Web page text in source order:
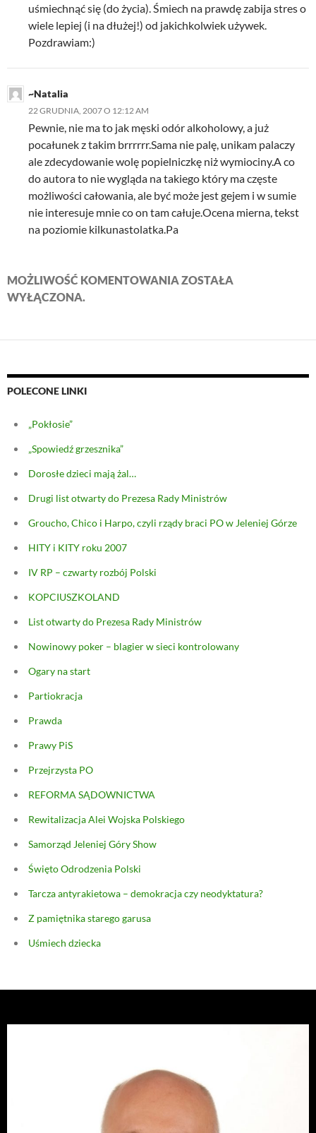
uśmiechnąć się (do życia). Śmiech na prawdę zabija stres o
wiele lepiej (i na dłużej!) od jakichkolwiek używek.
Pozdrawiam:)
~Natalia
22 GRUDNIA, 2007 O 12:12 AM
Pewnie, nie ma to jak męski odór alkoholowy, a już
pocałunek z takim brrrrrr.Sama nie palę, unikam palaczy
ale zdecydowanie wolę popielniczkę niż wymiociny.A co
do autora to nie wygląda na takiego który ma częste
możliwości całowania, ale być może jest gejem i w sumie
nie interesuje mnie co on tam całuje.Ocena mierna, tekst
na poziomie kilkunastolatka.Pa
MOŻLIWOŚĆ KOMENTOWANIA ZOSTAŁA
WYŁĄCZONA.
POLECONE LINKI
„Pokłosie”
„Spowiedź grzesznika”
Dorosłe dzieci mają żal…
Drugi list otwarty do Prezesa Rady Ministrów
Groucho, Chico i Harpo, czyli rządy braci PO w Jeleniej Górze
HITY i KITY roku 2007
IV RP – czwarty rozbój Polski
KOPCIUSZKOLAND
List otwarty do Prezesa Rady Ministrów
Nowinowy poker – blagier w sieci kontrolowany
Ogary na start
Partiokracja
Prawda
Prawy PiS
Przejrzysta PO
REFORMA SĄDOWNICTWA
Rewitalizacja Alei Wojska Polskiego
Samorząd Jeleniej Góry Show
Święto Odrodzenia Polski
Tarcza antyrakietowa – demokracja czy neodyktatura?
Z pamiętnika starego garusa
Uśmiech dziecka